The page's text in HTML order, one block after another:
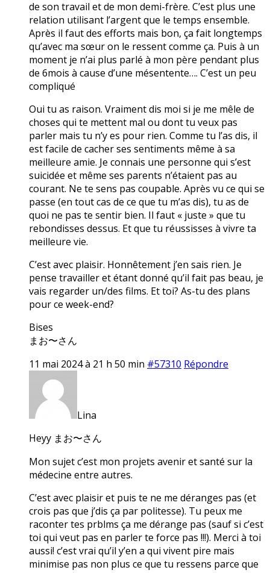
de son travail et de mon demi-frère. C’est plus une
relation utilisant l’argent que le temps ensemble.
Après il faut des efforts mais bon, ça fait longtemps
qu’avec ma sœur on le ressent comme ça. Puis à un
moment je n’ai plus parlé à mon père pendant plus
de 6mois à cause d’une mésentente…. C’est un peu
compliqué
Oui tu as raison. Vraiment dis moi si je me mêle de
choses qui te mettent mal ou dont tu veux pas
parler mais tu n’y es pour rien. Comme tu l’as dis, il
est facile de cacher ses sentiments même à sa
meilleure amie. Je connais une personne qui s’est
suicidée et même ses parents n’étaient pas au
courant. Ne te sens pas coupable. Après vu ce qui se
passe (en tout cas de ce que tu m’as dis), tu as de
quoi ne pas te sentir bien. Il faut « juste » que tu
rebondisses dessus. Et que tu réussisses à vivre ta
meilleure vie.
C’est avec plaisir. Honnêtement j’en sais rien. Je
pense travailler et étant donné qu’il fait pas beau, je
vais regarder un/des films. Et toi? As-tu des plans
pour ce week-end?
Bises
まお〜さん
11 mai 2024 à 21 h 50 min #57310 Répondre
Lina
Heyy まお〜さん
Mon sujet c’est mon projets avenir et santé sur la
médecine entre autres.
C’est avec plaisir et puis te ne me déranges pas (et
crois pas que j’dis ça par politesse). Tu peux me
raconter tes prblms ça me dérange pas (sauf si c’est
toi qui veut pas en parler te force pas !!!). Merci à toi
aussi! c’est vrai qu’il y’en a qui vivent pire mais
minimise pas non plus ce que tu ressens parce que